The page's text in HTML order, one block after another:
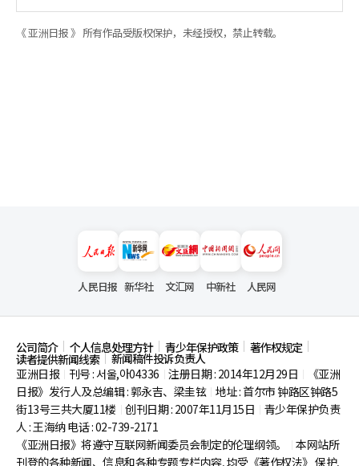
《 亚洲日报 》 所有作品受版权保护，未经授权，禁止转载。
人民日报 新华社 文汇网 中新社 人民网
公司简介 个人信息处理方针 青少年保护政策 著作权规定
读者提供新闻线索
新闻稿件投诉负责人
亚洲日报
刊号 : 서울,아04336 注册日期 : 2014年12月29日
《亚洲
日报》发行人及总编辑 : 郭永吉、梁圭铉 地址 : 首尔市钟路区钟路5
街13号三共大厦11楼 创刊日期 : 2007年11月15日
青少年保护负责
人 : 王海纳 电话 : 02-739-2171
《亚洲日报》将遵守互联网新闻委员会制定的伦理纲领。
本网站所
刊登的各种新闻、信息和各种专题专栏内容, 均受《著作权法》 保护,